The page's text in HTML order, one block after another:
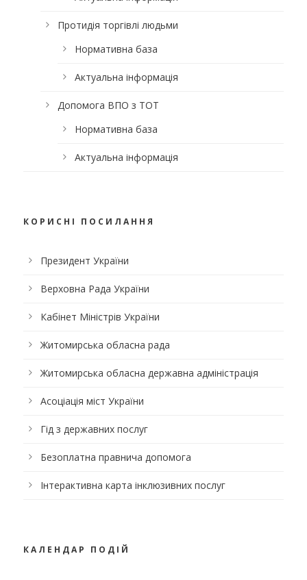
Протидія торгівлі людьми
Нормативна база
Актуальна інформація
Допомога ВПО з ТОТ
Нормативна база
Актуальна інформація
КОРИСНІ ПОСИЛАННЯ
Президент України
Верховна Рада України
Кабінет Міністрів України
Житомирська обласна рада
Житомирська обласна державна адміністрація
Асоціація міст України
Гід з державних послуг
Безоплатна правнича допомога
Інтерактивна карта інклюзивних послуг
КАЛЕНДАР ПОДІЙ